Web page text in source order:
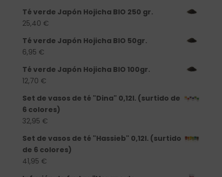
Té verde Japón Hojicha BIO 250 gr.
25,40 €
Té verde Japón Hojicha BIO 50gr.
6,95 €
Té verde Japón Hojicha BIO 100gr.
12,70 €
Set de vasos de té "Dina" 0,12l. (surtido de
6 colores)
32,95 €
Set de vasos de té "Hassieb" 0,12l. (surtido
de 6 colores)
41,95 €